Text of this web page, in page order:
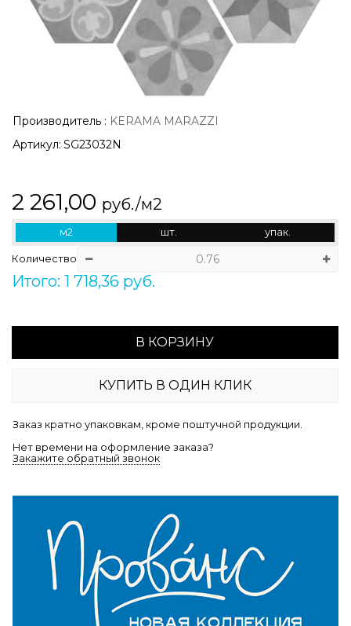
Производитель : KERAMA MARAZZI
Артикул: SG23032N
2 261,00 руб./м2
м2 шт. упак.
Количество
Итого: 1 718,36 руб.
В КОРЗИНУ
КУПИТЬ В ОДИН КЛИК
Заказ кратно упаковкам, кроме поштучной продукции.
Нет времени на оформление заказа?
Закажите обратный звонок